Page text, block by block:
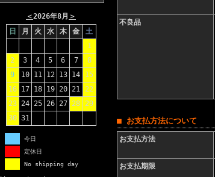
＜2026年8月 ＞
日
月 火 水 木 金
土
1
2
3 4 5 6 7
8
9
10 11 12 13 14
15
16
17 18 19 20 21 22
23 24 25 26 27 28 29
30 31
今日
定休日
No shipping day
不良品
■ お支払方法について
お支払方法
お支払期限